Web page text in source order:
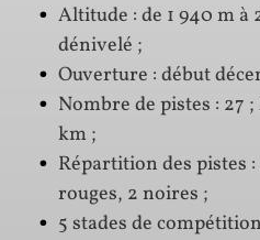
Altitude : de 1 940 m à
dénivelé ;
Ouverture : début
Nombre de pistes : 27
km ;
Répartition des pistes
rouges, 2 noires ;
5 stades de